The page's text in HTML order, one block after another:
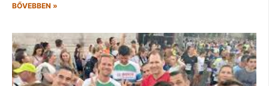
BŐVEBBEN »